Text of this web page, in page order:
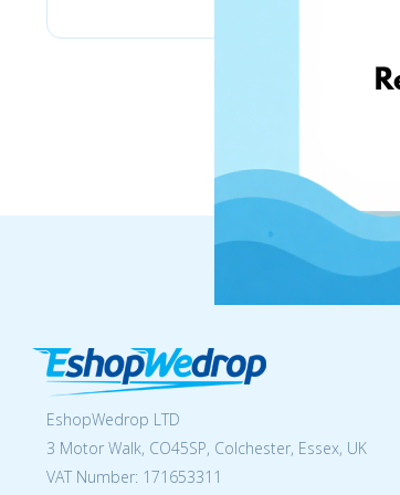
EshopWedrop LTD
3 Motor Walk, CO45SP, Colchester, Essex, UK
VAT Number: 171653311